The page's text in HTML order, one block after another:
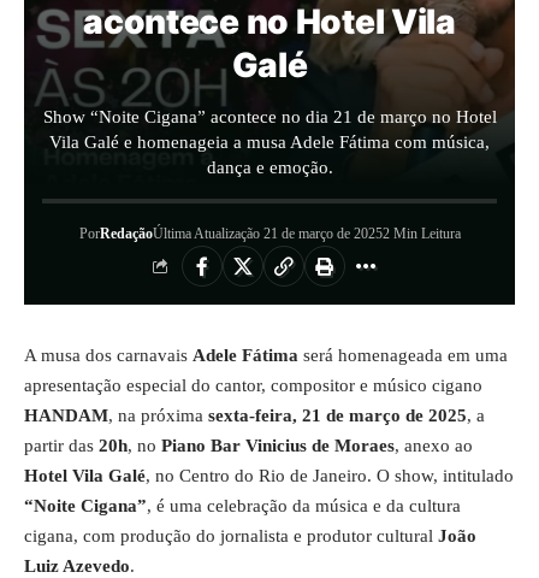
acontece no Hotel Vila
Galé
Show “Noite Cigana” acontece no dia 21 de março no Hotel
Vila Galé e homenageia a musa Adele Fátima com música,
dança e emoção.
PorRedaçãoÚltima Atualização 21 de março de 20252 Min Leitura
A musa dos carnavais Adele Fátima será homenageada em uma
apresentação especial do cantor, compositor e músico cigano
HANDAM, na próxima sexta-feira, 21 de março de 2025, a
partir das 20h, no Piano Bar Vinicius de Moraes, anexo ao
Hotel Vila Galé, no Centro do Rio de Janeiro. O show, intitulado
“Noite Cigana”, é uma celebração da música e da cultura
cigana, com produção do jornalista e produtor cultural João
Luiz Azevedo.